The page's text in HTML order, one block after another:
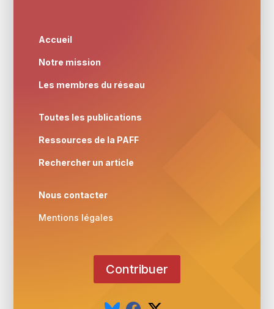
Accueil
Notre mission
Les membres du réseau
Toutes les publications
Ressources de la PAFF
Rechercher un article
Nous contacter
Mentions légales
Contribuer